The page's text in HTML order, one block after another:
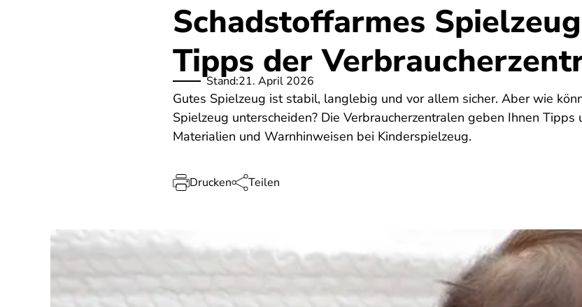
Schadstoffarmes
Tipps der
Stand:21. April 2026
Gutes Spielzeug ist stabil, langlebig und vor allem sicher. Aber wie
Spielzeug unterscheiden? Die Verbraucherzentralen geben Ihnen Tipps
Materialien und Warnhinweisen bei Kinderspielzeug.
Drucken Teilen